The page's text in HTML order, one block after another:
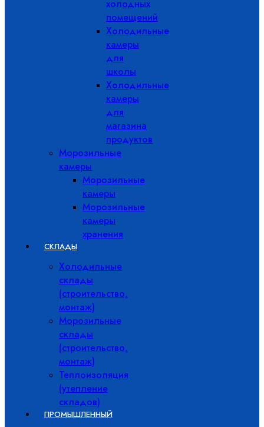
холодных
помещений
Холодильные
камеры
для
школы
Холодильные
камеры
для
магазина
продуктов
Морозильные
камеры
Морозильные
камеры
Морозильные
камеры
хранения
СКЛАДЫ
Холодильные
склады
(строительство,
монтаж)
Морозильные
склады
(строительство,
монтаж)
Теплоизоляция
(утепление
складов)
ПРОМЫШЛЕННЫЙ